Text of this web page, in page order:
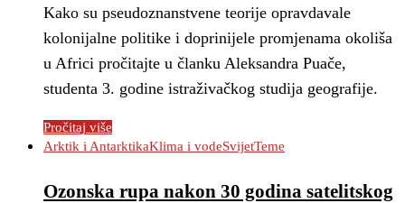
Kako su pseudoznanstvene teorije opravdavale
kolonijalne politike i doprinijele promjenama okoliša
u Africi pročitajte u članku Aleksandra Puače,
studenta 3. godine istraživačkog studija geografije.
Pročitaj više
Arktik i AntarktikaKlima i vodeSvijetTeme
Ozonska rupa nakon 30 godina satelitskog